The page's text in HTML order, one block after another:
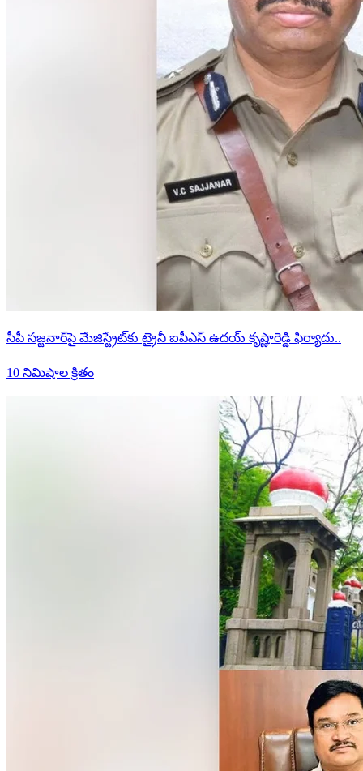
సీపీ సజ్జనార్‌పై మేజిస్ట్రేట్‌కు ట్రైనీ ఐపీఎస్ ఉదయ్ కృష్ణారెడ్డి ఫిర్యాదు..
10 నిమిషాల క్రితం